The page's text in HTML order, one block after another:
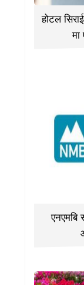
होटल
मा